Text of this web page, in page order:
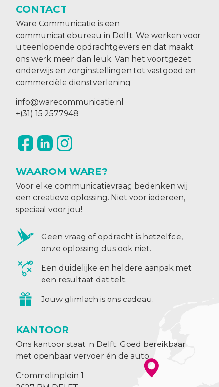
CONTACT
Ware Communicatie is een
communicatiebureau in Delft. We werken voor
uiteenlopende opdrachtgevers en dat maakt
ons werk meer dan leuk. Van het voortgezet
onderwijs en zorginstellingen tot vastgoed en
commerciële dienstverlening.
info@warecommunicatie.nl
+(31) 15 2577948
WAAROM WARE?
Voor elke communicatievraag bedenken wij
een creatieve oplossing. Niet voor iedereen,
speciaal voor jou!
Geen vraag of opdracht is hetzelfde,
onze oplossing dus ook niet.
Een duidelijke en heldere aanpak met
een resultaat dat telt.
Jouw glimlach is ons cadeau.
KANTOOR
Ons kantoor staat in Delft. Goed bereikbaar
met openbaar vervoer én de auto.
Crommelinplein 1